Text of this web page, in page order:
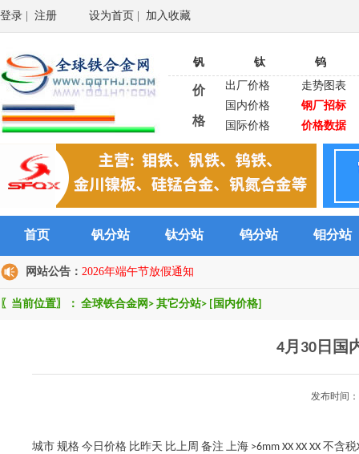
登录 注册 设为首页 加入收藏
钒 钛 钨
价
格
出厂价格
走势图表
国内价格
钢厂招标
国际价格
价格数据
首页 钒分站 钛分站 钨分站 钼分站
网站公告： 2026年端午节放假通知
〖当前位置〗： 全球铁合金网 > 其它分站> [国内价格]
4月30日国
发布时间
城市 规格 今日价格 比昨天 比上周 备注 上海 >6mm XX XX XX 不含税